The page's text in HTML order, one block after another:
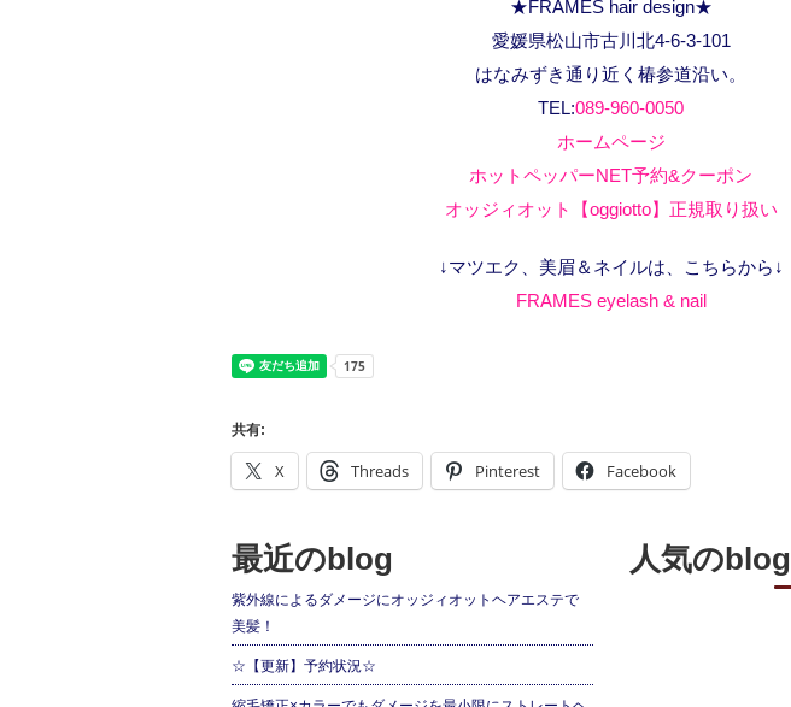
★FRAMES hair design★
愛媛県松山市古川北4-6-3-101
はなみずき通り近く椿参道沿い。
TEL:089-960-0050
ホームページ
ホットペッパーNET予約&クーポン
オッジィオット【oggiotto】正規取り扱い
↓マツエク、美眉＆ネイルは、こちらから↓
FRAMES eyelash & nail
共有:
X Threads Pinterest Facebook
最近のblog
紫外線によるダメージにオッジィオットヘアエステで
美髪！
☆【更新】予約状況☆
人気のblog